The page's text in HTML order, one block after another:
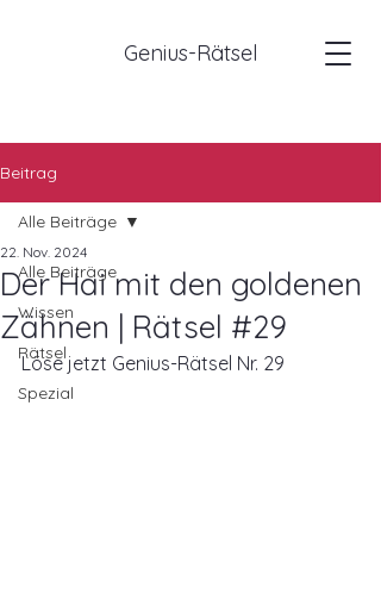
Genius-Rätsel
Beitrag
Alle Beiträge
Wissen
Rätsel
Spezial
Alle Beiträge
Der Hai mit den goldenen
Zähnen | Rätsel #29
22. Nov. 2024
Löse jetzt Genius-Rätsel Nr. 29